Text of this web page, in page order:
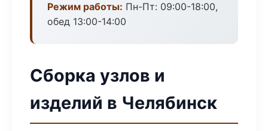
Режим работы: Пн-Пт: 09:00-18:00,
обед 13:00-14:00
Сборка узлов и
изделий в Челябинск